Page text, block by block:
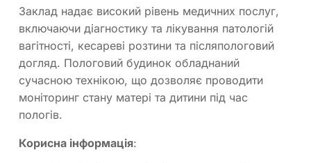
Заклад надає високий рівень медичних послуг,
включаючи діагностику та лікування патологій
вагітності, кесареві розтини та післяпологовий
догляд. Пологовий будинок обладнаний
сучасною технікою, що дозволяє проводити
моніторинг стану матері та дитини під час
пологів.
Корисна інформація: